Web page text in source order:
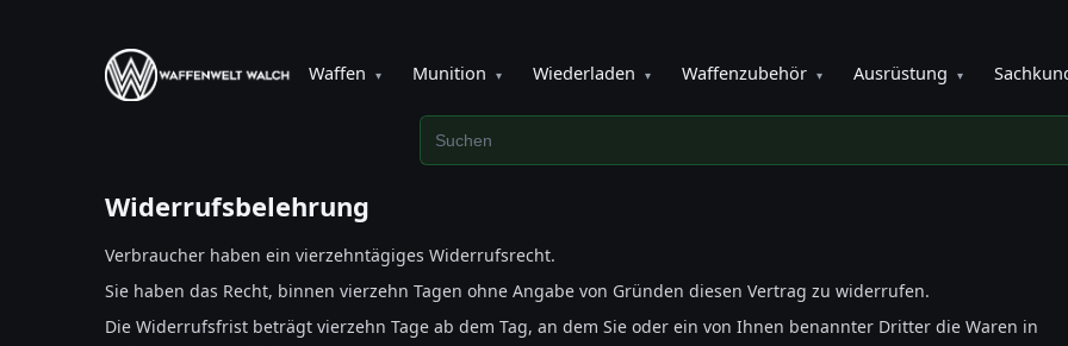
Waffen ▾ Munition ▾ Wiederladen ▾ Waffenzubehör ▾ Ausrüstung ▾
Widerrufsbelehrung
Verbraucher haben ein vierzehntägiges Widerrufsrecht.
Sie haben das Recht, binnen vierzehn Tagen ohne Angabe von Gründen diesen Vertrag zu widerrufen.
Die Widerrufsfrist beträgt vierzehn Tage ab dem Tag, an dem Sie oder ein von Ihnen benannter Dritter die Waren in